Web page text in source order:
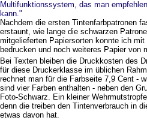
Multifunktionssystem, das man empfehlen
kann."
Nachdem die ersten Tintenfarbpatronen
erstaunt, wie lange die schwarzen
mitgelieferten Papiersorten konnte ich mit
bedrucken und noch weiteres Papier von
Bei Texten bleiben die Druckkosten des
für diese Druckerklasse im üblichen
rechnet man für die Farbseite 7,9 Cent -
sind vier Farben enthalten - neben den
Foto-Schwarz. Ein kleiner
denn die treiben den Tintenverbrauch in
etwas davon hat.